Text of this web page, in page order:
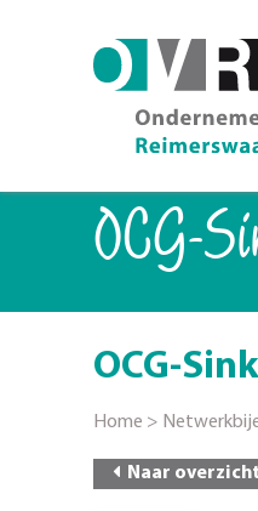
OCG-
OCG-
Home >
Naar overzicht